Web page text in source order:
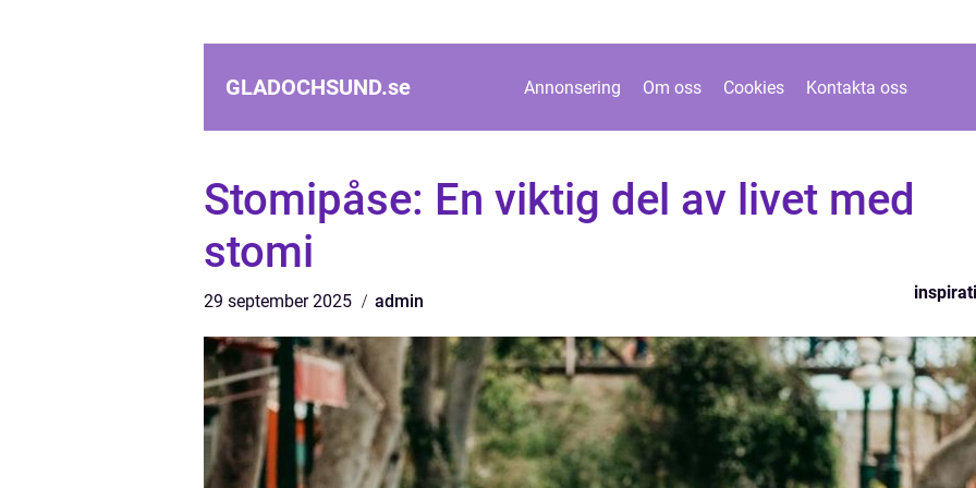
GLADOCHSUND.se Annonsering Om oss Cookies Kontakta oss
Stomipåse: En viktig del av livet med
stomi
29 september 2025 admin